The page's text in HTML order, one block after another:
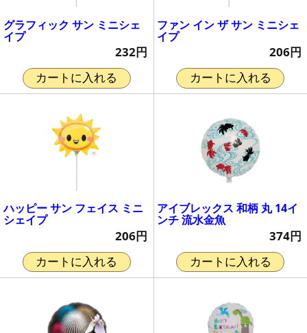
グラフィック サン ミニシェ
イプ
232円
カートに入れる
ファン イン ザ サン ミニシェ
イプ
206円
カートに入れる
ハッピー サン フェイス ミニ
シェイプ
206円
カートに入れる
アイブレックス 和柄 丸 14イ
ンチ 流水金魚
374円
カートに入れる